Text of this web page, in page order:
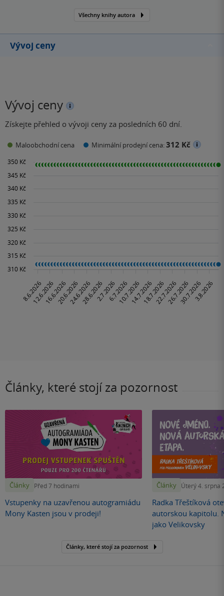
Všechny knihy autora
Vývoj ceny
Vývoj ceny
Získejte přehled o vývoji ceny za posledních 60 dní.
Maloobchodní cena Minimální prodejní cena:312 Kč
Články, které stojí za pozornost
Články Před 7 hodinami
Vstupenky na uzavřenou autogramiádu
Mony Kasten jsou v prodeji!
Články Úterý 4. srpna
Radka Třeštíková
autorskou kapitolu.
jako Velikovsky
Články, které stojí za pozornost